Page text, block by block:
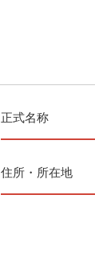
正式名称
住所・所在地